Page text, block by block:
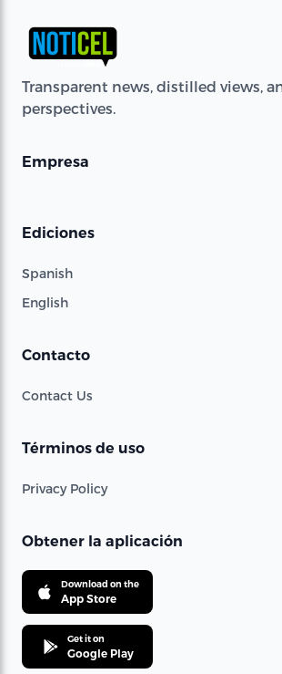
Transparent news, distilled views,
perspectives.
Empresa
Ediciones
Spanish
English
Contacto
Contact Us
Términos de uso
Privacy Policy
Obtener la aplicación
Download on the
App Store
Get it on
Google Play